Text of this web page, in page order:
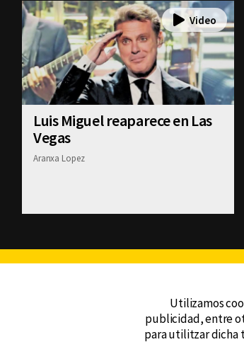
Luis Miguel reaparece en Las
Vegas
Aranxa Lopez
DERECHOS RESERVADOS © CANAL 6 2026
Utilizamos
publicidad, entre
para utilitzar dicha